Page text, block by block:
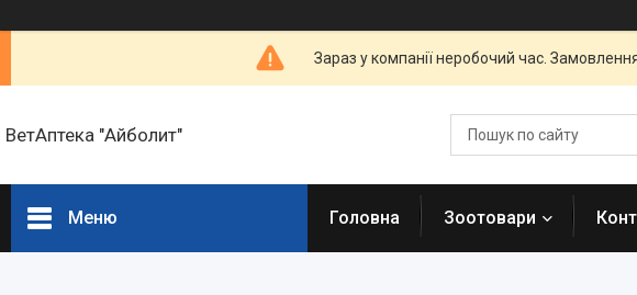
Зараз у компанії неробочий час.
ВетАптека "Айболит"
Меню Головна Зоотовари